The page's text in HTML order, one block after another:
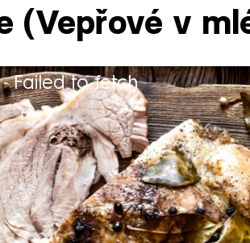
(Vepřové v
Failed to fetch
30 minut